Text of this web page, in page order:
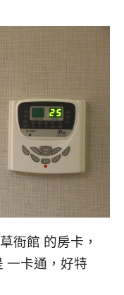
衙館 的房卡，
一卡通，好特